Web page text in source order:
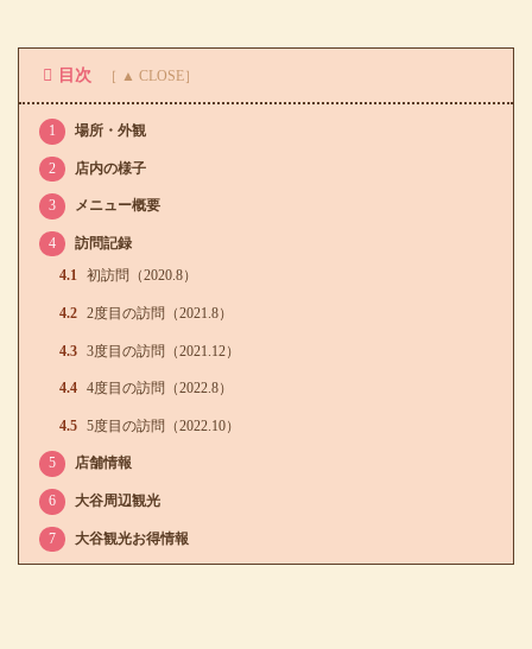
目次
1 場所・外観
2 店内の様子
3 メニュー概要
4
訪問記録
4.1 初訪問（2020.8）
4.2 2度目の訪問（2021.8）
4.3 3度目の訪問（2021.12）
4.4 4度目の訪問（2022.8）
4.5 5度目の訪問（2022.10）
5 店舗情報
6 大谷周辺観光
7 大谷観光お得情報